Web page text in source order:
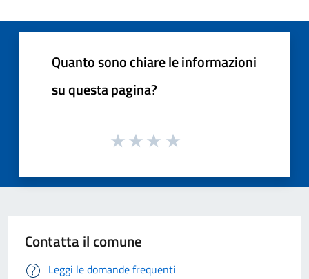
Quanto sono chiare le informazioni
su questa pagina?
Contatta il comune
Leggi le domande frequenti